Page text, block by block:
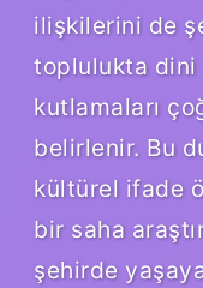
ilişkilerini de
toplulukta dini
kutlamaları
belirlenir. Bu
kültürel ifade
bir saha
şehirde